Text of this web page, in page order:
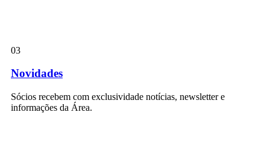
03
Novidades
Sócios recebem com exclusividade notícias, newsletter e
informações da Área.